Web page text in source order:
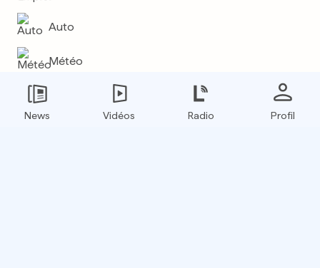
Auto
Météo
Plus
News Vidéos Radio Profil